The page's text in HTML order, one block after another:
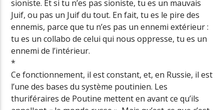
sioniste. Et si tu n’es pas sioniste, tu es un mauvais
Juif, ou pas un Juif du tout. En fait, tu es le pire des
ennemis, parce que tu n’es pas un ennemi extérieur :
tu es un collabo de celui qui nous oppresse, tu es un
ennemi de l’intérieur.
*
Ce fonctionnement, il est constant, et, en Russie, il est
l’une des bases du système poutinien. Les
thuriféraires de Poutine mettent en avant ce qu’ils